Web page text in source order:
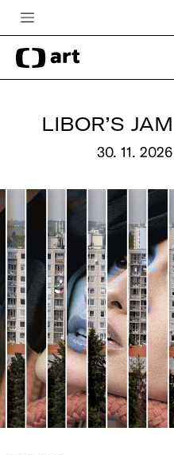
Česká televize
Zpravodajství
Pro děti
edu
Vše o ČT
LIBOR’S
30. 11.